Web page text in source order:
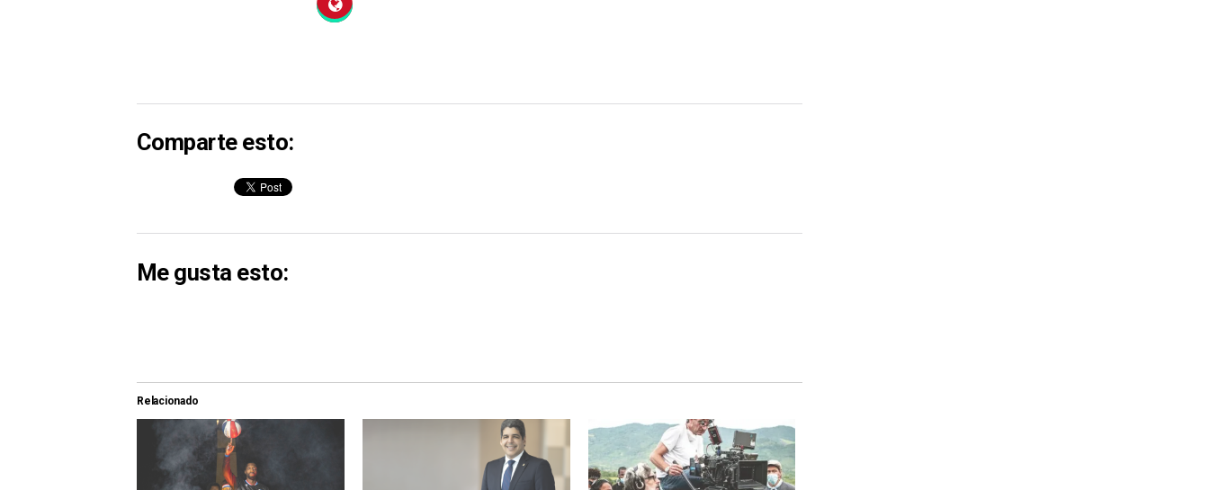
Comparte esto:
Me gusta esto:
Relacionado